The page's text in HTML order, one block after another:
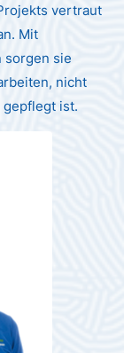
vertraut
Mit
sorgen sie
nicht
gepflegt ist.